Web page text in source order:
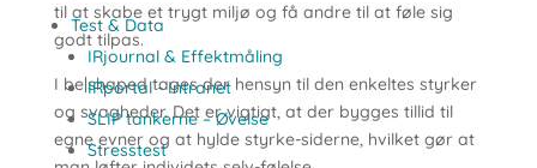
Test & Data
IRjournal & Effektmåling
IRportal - Intranet
SLIP tankerne – Øvelse
Stresstest
til at skabe et trygt miljø og få andre til at føle sig
godt tilpas.
I be|shaped tages der hensyn til den enkeltes styrker
og svagheder. Det er vigtigt, at der bygges tillid til
egne evner og at hylde styrke-siderne, hvilket gør at